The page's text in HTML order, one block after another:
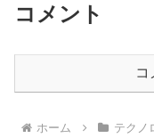
コメント
コ
ホーム テクノ